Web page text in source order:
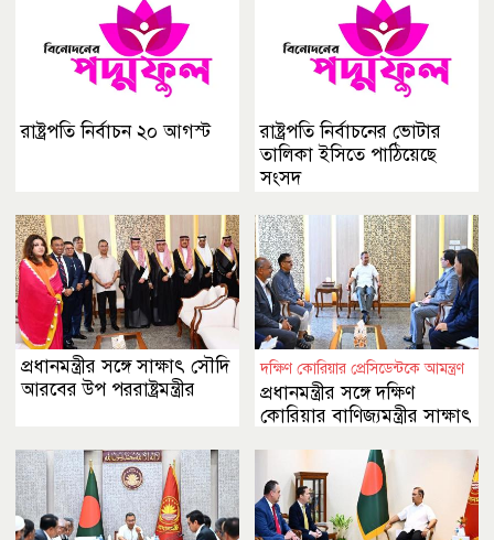
রাষ্ট্রপতি নির্বাচন ২০ আগস্ট
রাষ্ট্রপতি নির্বাচনের ভোটার
তালিকা ইসিতে পাঠিয়েছে
সংসদ
প্রধানমন্ত্রীর সঙ্গে সাক্ষাৎ সৌদি
আরবের উপ পররাষ্ট্রমন্ত্রীর
দক্ষিণ কোরিয়ার প্রেসিডেন্টকে আমন্ত্রণ
প্রধানমন্ত্রীর সঙ্গে দক্ষিণ
কোরিয়ার বাণিজ্যমন্ত্রীর সাক্ষাৎ